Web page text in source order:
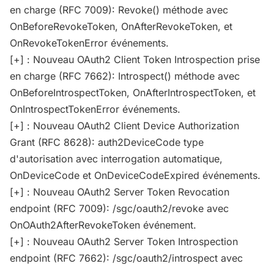
en charge (RFC 7009): Revoke() méthode avec
OnBeforeRevokeToken, OnAfterRevokeToken, et
OnRevokeTokenError événements.
[+] : Nouveau OAuth2 Client Token Introspection prise
en charge (RFC 7662): Introspect() méthode avec
OnBeforeIntrospectToken, OnAfterIntrospectToken, et
OnIntrospectTokenError événements.
[+] : Nouveau OAuth2 Client Device Authorization
Grant (RFC 8628): auth2DeviceCode type
d'autorisation avec interrogation automatique,
OnDeviceCode et OnDeviceCodeExpired événements.
[+] : Nouveau OAuth2 Server Token Revocation
endpoint (RFC 7009): /sgc/oauth2/revoke avec
OnOAuth2AfterRevokeToken événement.
[+] : Nouveau OAuth2 Server Token Introspection
endpoint (RFC 7662): /sgc/oauth2/introspect avec